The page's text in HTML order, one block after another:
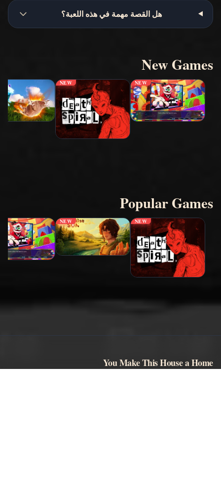
هل القصة مهمة في هذه اللعبة؟
New Games
NEW
NEW
Popular Games
NEW
NEW
You Make This House a Home